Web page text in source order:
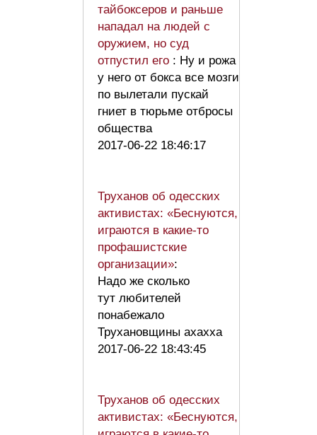
тайбоксеров и раньше
нападал на людей с
оружием, но суд
отпустил его : Ну и рожа
у него от бокса все мозги
по вылетали пускай
гниет в тюрьме отбросы
общества
2017-06-22 18:46:17
Труханов об одесских
активистах: «Беснуются,
играются в какие-то
профашистские
организации»:
Надо же сколько
тут любителей
понабежало
Трухановщины ахахха
2017-06-22 18:43:45
Труханов об одесских
активистах: «Беснуются,